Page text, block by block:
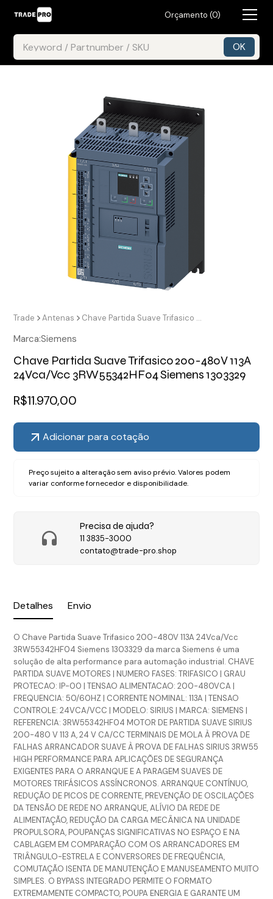
Orçamento (0)
Detalhes Envio
O Chave Partida Suave Trifasico 200-480V 113A 24Vca/Vcc
3RW55342HF04 Siemens 1303329 da marca Siemens é uma
solução de alta performance para automação industrial. CHAVE
PARTIDA SUAVE MOTORES | NUMERO FASES: TRIFASICO | GRAU
PROTECAO: IP-00 | TENSAO ALIMENTACAO: 200-480VCA |
FREQUENCIA: 50/60HZ | CORRENTE NOMINAL: 113A | TENSAO
CONTROLE: 24VCA/VCC | MODELO: SIRIUS | MARCA: SIEMENS |
REFERENCIA: 3RW55342HF04 MOTOR DE PARTIDA SUAVE SIRIUS
200-480 V 113 A, 24 V CA/CC TERMINAIS DE MOLA À PROVA DE
FALHAS ARRANCADOR SUAVE À PROVA DE FALHAS SIRIUS 3RW55
HIGH PERFORMANCE PARA APLICAÇÕES DE SEGURANÇA
EXIGENTES PARA O ARRANQUE E A PARAGEM SUAVES DE
MOTORES TRIFÁSICOS ASSÍNCRONOS. ARRANQUE CONTÍNUO,
REDUÇÃO DE PICOS DE CORRENTE, PREVENÇÃO DE OSCILAÇÕES
DA TENSÃO DE REDE NO ARRANQUE, ALÍVIO DA REDE DE
ALIMENTAÇÃO, REDUÇÃO DA CARGA MECÂNICA NA UNIDADE
PROPULSORA, POUPANÇAS SIGNIFICATIVAS NO ESPAÇO E NA
CABLAGEM EM COMPARAÇÃO COM OS ARRANCADORES EM
TRIÂNGULO-ESTRELA E CONVERSORES DE FREQUÊNCIA,
COMUTAÇÃO ISENTA DE MANUTENÇÃO E MANUSEAMENTO MUITO
SIMPLES. O BYPASS INTEGRADO PERMITE O FORMATO
EXTREMAMENTE COMPACTO, POUPA ENERGIA E GARANTE UM
Trade Antenas Chave Partida Suave Trifasico 200-480V 113A 24Vca/Vcc 3RW55342HF04 Siemens 1303329
Marca:Siemens
Chave Partida Suave Trifasico 200-480V 113A
24Vca/Vcc 3RW55342HF04 Siemens 1303329
R$11.970,00
Adicionar para cotação
Preço sujeito a alteração sem aviso prévio. Valores podem
variar conforme fornecedor e disponibilidade.
Precisa de ajuda?
11 3835-3000
contato@trade-pro.shop